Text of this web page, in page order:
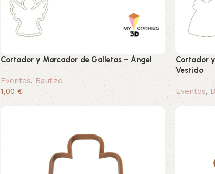
Cortador y Marcador de Galletas – Ángel
Eventos, Bautizo
1,00 €
Cortador
Vestido
Eventos,